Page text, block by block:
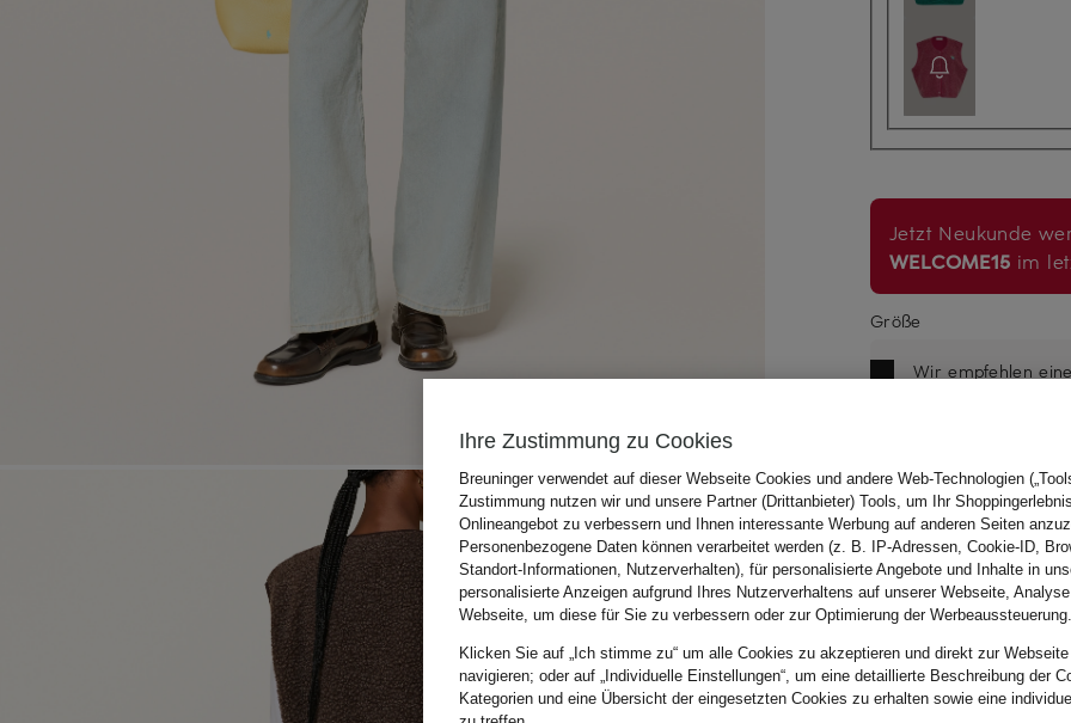
Jetzt Neukunde
WELCOME15 im
Größe
Wir empfehlen eine
Zu Beschreibung,
Ihre Zustimmung zu Cookies
Breuninger verwendet auf dieser Webseite Cookies und andere Web-Technologien
Zustimmung nutzen wir und unsere Partner (Drittanbieter) Tools, um Ihr
Onlineangebot zu verbessern und Ihnen interessante Werbung auf anderen Seiten
Personenbezogene Daten können verarbeitet werden (z. B. IP-Adressen, Cookie-ID,
Standort-Informationen, Nutzerverhalten), für personalisierte Angebote und Inhalte in
personalisierte Anzeigen aufgrund Ihres Nutzerverhaltens auf unserer Webseite,
Webseite, um diese für Sie zu verbessern oder zur Optimierung der Werbeaussteuerung.
Klicken Sie auf „Ich stimme zu“ um alle Cookies zu akzeptieren und direkt zur
navigieren; oder auf „Individuelle Einstellungen“, um eine detaillierte Beschreibung der
Kategorien und eine Übersicht der eingesetzten Cookies zu erhalten sowie eine